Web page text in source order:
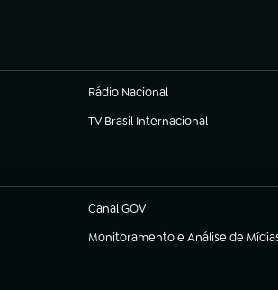
Rádio Nacional
TV Brasil Internacional
(abre em nova aba)
Canal GOV
(abre em nova aba)
Monitoramento e Análise de
(abre em nova aba)